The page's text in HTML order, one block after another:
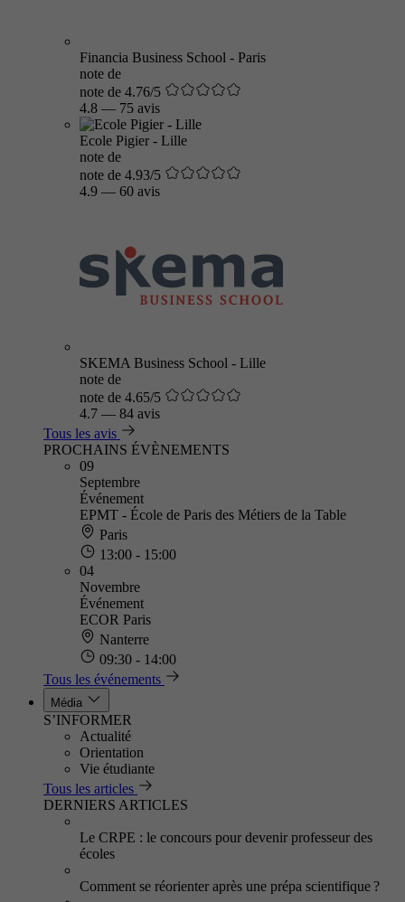
Financia Business School - Paris
note de
note de 4.76/5
4.8 — 75 avis
Ecole Pigier - Lille
note de
note de 4.93/5
4.9 — 60 avis
SKEMA Business School - Lille
note de
note de 4.65/5
4.7 — 84 avis
Tous les avis
PROCHAINS ÉVÈNEMENTS
09
Septembre
Événement
EPMT - École de Paris des Métiers de la Table
Paris
13:00 - 15:00
04
Novembre
Événement
ECOR Paris
Nanterre
09:30 - 14:00
Tous les événements
Média
S’INFORMER
Actualité
Orientation
Vie étudiante
Tous les articles
DERNIERS ARTICLES
Le CRPE : le concours pour devenir professeur des
écoles
Comment se réorienter après une prépa scientifique ?